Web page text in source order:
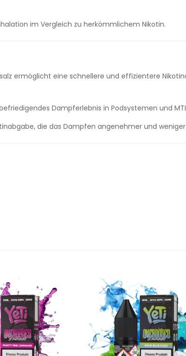
im Vergleich zu herkömmlichem Nikotin.
ermöglicht eine schnellere und effizientere
Dampferlebnis in Podsystemen und
die das Dampfen angenehmer und